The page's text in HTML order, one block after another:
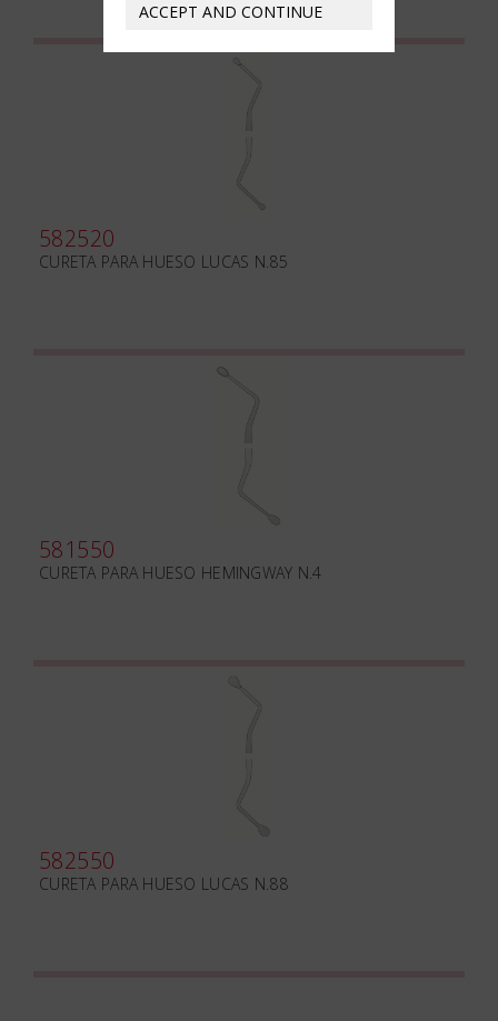
582520
CURETA PARA HUESO LUCAS N.85
581550
CURETA PARA HUESO HEMINGWAY N.4
582550
CURETA PARA HUESO LUCAS N.88
ACCEPT AND CONTINUE